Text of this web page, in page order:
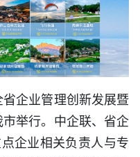
企业管理创新发展暨
举行。中企联、省企
企业相关负责人与专